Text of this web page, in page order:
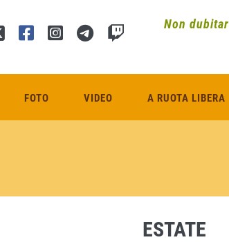
Non
FOTO VIDEO A RUOTA LIBERA
ESTATE